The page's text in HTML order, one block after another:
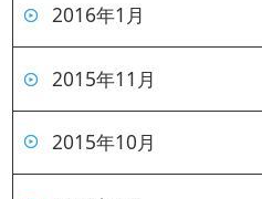
2016年1月
2015年11月
2015年10月